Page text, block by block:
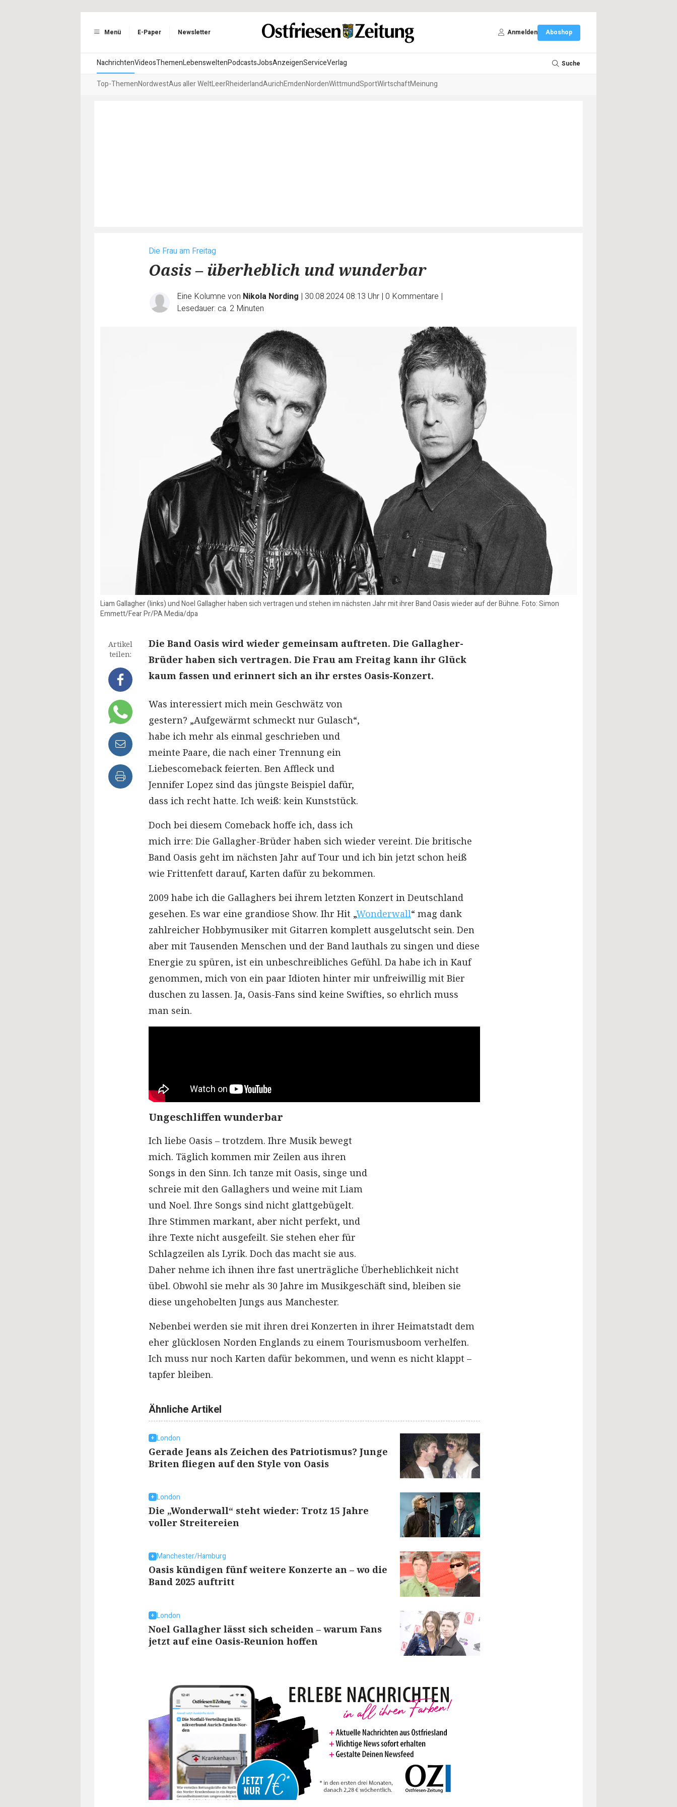
Menü E-Paper Newsletter Anmelden Aboshop
NachrichtenVideosThemenLebensweltenPodcastsJobsAnzeigenServiceVerlag Suche
Top-ThemenNordwestAus aller WeltLeerRheiderlandAurichEmdenNordenWittmundSportWirtschaftMeinung
Die Frau am Freitag
Oasis – überheblich und wunderbar
Eine Kolumne von Nikola Nording | 30.08.2024 08:13 Uhr | 0 Kommentare |
Lesedauer: ca. 2 Minuten
Liam Gallagher (links) und Noel Gallagher haben sich vertragen und stehen im nächsten Jahr mit ihrer Band Oasis wieder auf der Bühne. Foto: Simon
Emmett/Fear Pr/PA Media/dpa
Artikel
teilen:
Die Band Oasis wird wieder gemeinsam auftreten. Die Gallagher-
Brüder haben sich vertragen. Die Frau am Freitag kann ihr Glück
kaum fassen und erinnert sich an ihr erstes Oasis-Konzert.
Was interessiert mich mein Geschwätz von
gestern? „Aufgewärmt schmeckt nur Gulasch“,
habe ich mehr als einmal geschrieben und
meinte Paare, die nach einer Trennung ein
Liebescomeback feierten. Ben Affleck und
Jennifer Lopez sind das jüngste Beispiel dafür,
dass ich recht hatte. Ich weiß: kein Kunststück.
Doch bei diesem Comeback hoffe ich, dass ich
mich irre: Die Gallagher-Brüder haben sich wieder vereint. Die britische
Band Oasis geht im nächsten Jahr auf Tour und ich bin jetzt schon heiß
wie Frittenfett darauf, Karten dafür zu bekommen.
2009 habe ich die Gallaghers bei ihrem letzten Konzert in Deutschland
gesehen. Es war eine grandiose Show. Ihr Hit „Wonderwall“ mag dank
zahlreicher Hobbymusiker mit Gitarren komplett ausgelutscht sein. Den
aber mit Tausenden Menschen und der Band lauthals zu singen und diese
Energie zu spüren, ist ein unbeschreibliches Gefühl. Da habe ich in Kauf
genommen, mich von ein paar Idioten hinter mir unfreiwillig mit Bier
duschen zu lassen. Ja, Oasis-Fans sind keine Swifties, so ehrlich muss
man sein.
Ungeschliffen wunderbar
Ich liebe Oasis – trotzdem. Ihre Musik bewegt
mich. Täglich kommen mir Zeilen aus ihren
Songs in den Sinn. Ich tanze mit Oasis, singe und
schreie mit den Gallaghers und weine mit Liam
und Noel. Ihre Songs sind nicht glattgebügelt.
Ihre Stimmen markant, aber nicht perfekt, und
ihre Texte nicht ausgefeilt. Sie stehen eher für
Schlagzeilen als Lyrik. Doch das macht sie aus.
Daher nehme ich ihnen ihre fast unerträgliche Überheblichkeit nicht
übel. Obwohl sie mehr als 30 Jahre im Musikgeschäft sind, bleiben sie
diese ungehobelten Jungs aus Manchester.
Nebenbei werden sie mit ihren drei Konzerten in ihrer Heimatstadt dem
eher glücklosen Norden Englands zu einem Tourismusboom verhelfen.
Ich muss nur noch Karten dafür bekommen, und wenn es nicht klappt –
tapfer bleiben.
Ähnliche Artikel
London
Gerade Jeans als Zeichen des Patriotismus? Junge
Briten fliegen auf den Style von Oasis
London
Die „Wonderwall“ steht wieder: Trotz 15 Jahre
voller Streitereien
Manchester/Hamburg
Oasis kündigen fünf weitere Konzerte an – wo die
Band 2025 auftritt
London
Noel Gallagher lässt sich scheiden – warum Fans
jetzt auf eine Oasis-Reunion hoffen